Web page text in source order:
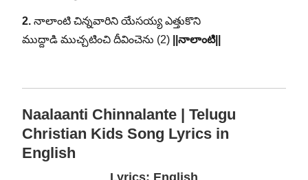
2. నాలాంటి చిన్నవారిని యేసయ్య ఎత్తుకొని
ముద్దాడి ముచ్చటించి దీవించెను (2)
||నాలాంటి||
Naalaanti Chinnalante | Telugu
Christian Kids Song Lyrics in
English
Lyrics: English